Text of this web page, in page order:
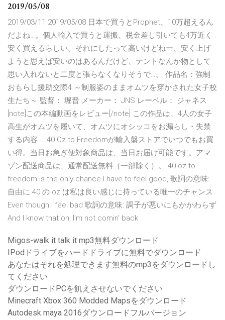
2019/05/08
2019/03/11 2019/05/08 日本で買うとProphet、10万超えるん
だよね…。個人輸入で買うと運搬、税金差し引いても4万近く
安く買えるらしい。それにしたって高いけどねー、安く上げ
ようと思えば安いのはあるんだけど、テントなんか物として
思い入れないと二度と張らなくなりそうで…。 作品名：強制
おもらし援助交際4 ～制服姿のままオムツを穿かされた女子校
生たち～ 監督： 堀晋 メーカー： JNS レーベル： ジャネス
[note]この本編動画をレビュー[/note] この作品は、4人の女子
高生がオムツを履いて、オムツにオシッコをお漏らし・失禁
する内容 … 40 Oz to Freedomが輸入盤ストアでいつでもお買
い得。当日お急ぎ便対象商品は、当日お届け可能です。アマ
ゾン配送商品は、通常配送無料（一部除く）。 40 oz to
freedom is the only chance I have to feel good, 歌詞の意味:
自由に 40 の oz は私は良い感じに持っている唯一のチャンス
Even though I feel bad 歌詞の意味: 調子が悪いにもかかわらず
And I know that oh, I'm not comin' back
Migos-walk it talk it mp3無料ダウンロード
IPodドライブをハードドライブに無料でダウンロード
あなたはそれを処理できます無料のmp3をダウンロードし
てください
ダウンロードPCを飢えさせないでください
Minecraft Xbox 360 Modded Mapsをダウンロード
Autodesk maya 2016ダウンロードフルバージョン